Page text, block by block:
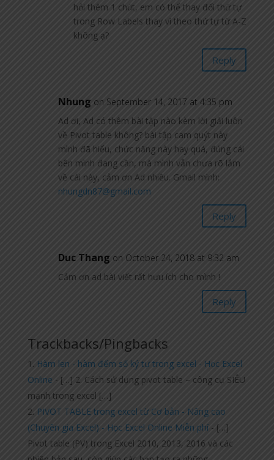
hỏi thêm 1 chút, em có thể thay đổi thứ tự
trong Row Labels thay vì theo thứ tự từ A-Z
không ạ?
Reply
Nhung on September 14, 2017 at 4:35 pm
Ad ơi, Ad có thêm bài tập nào kèm lời giải luôn
về Pivot table không? bài tập cam quýt này
mình đã hiểu, chức năng này hay quá, đúng cái
bên mình đang cần, mà mình vẫn chưa rõ lắm
về cái này, cảm ơn Ad nhiều. Gmail mình:
nhungdn87@gmail.com
Reply
Duc Thang on October 24, 2018 at 9:32 am
Cảm ơn ad bài viết rất hưu ích cho mình !
Reply
Trackbacks/Pingbacks
Hàm len - hàm đếm số ký tự trong excel - Học Excel
Online - […] 2. Cách sử dụng pivot table – công cụ SIÊU
mạnh trong excel […]
PIVOT TABLE trong excel từ Cơ bản - Nâng cao
(Chuyên gia Excel) - Học Excel Online Miễn phí- […]
Pivot table (PV) trong Excel 2010, 2013, 2016 và các